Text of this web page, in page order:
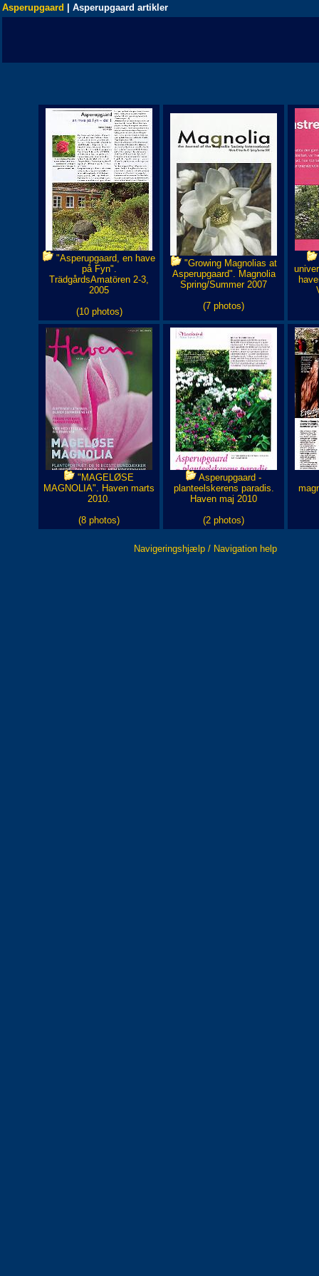
Asperupgaard Asperupgaard artikler
"Asperupgaard, en have
på Fyn".
TrädgårdsAmatören 2-3,
2005
(10 photos)
"Growing Magnolias at
Asperupgaard". Magnolia
Spring/Summer 2007
(7 photos)
"MAGELØSE
MAGNOLIA". Haven marts
2010.
(8 photos)
Asperupgaard -
planteelskerens paradis.
Haven maj 2010
(2 photos)
Navigeringshjælp / Navigation help